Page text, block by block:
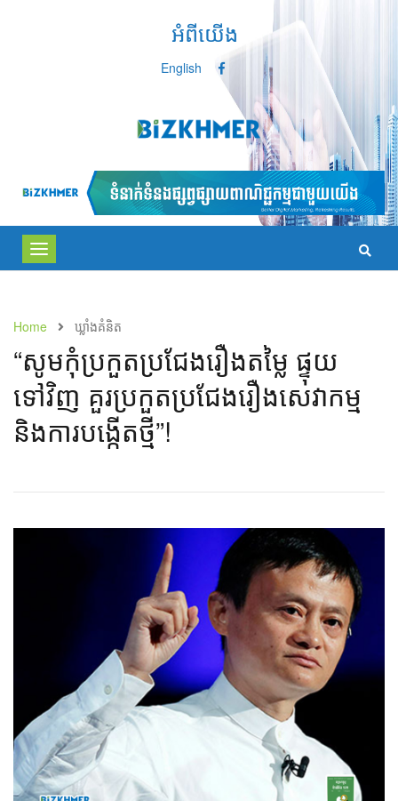
អំពីយើង
English
Toggle
navigation
Home ឃ្លាំង​គំនិត
“សូមកុំប្រកួតប្រជែងរឿងតម្លៃ ផ្ទុយ
ទៅវិញ គួរប្រកួតប្រជែងរឿងសេវាកម្ម
និងការបង្កើតថ្មី”!​